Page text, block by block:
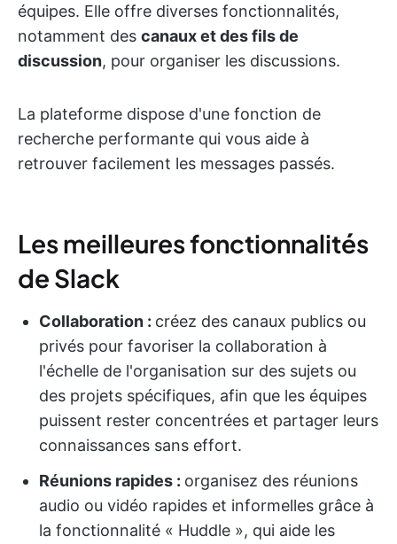
équipes. Elle offre diverses fonctionnalités,
notamment des canaux et des fils de
discussion, pour organiser les discussions.
La plateforme dispose d'une fonction de
recherche performante qui vous aide à
retrouver facilement les messages passés.
Les meilleures fonctionnalités
de Slack
Collaboration : créez des canaux publics ou
privés pour favoriser la collaboration à
l'échelle de l'organisation sur des sujets ou
des projets spécifiques, afin que les équipes
puissent rester concentrées et partager leurs
connaissances sans effort.
Réunions rapides : organisez des réunions
audio ou vidéo rapides et informelles grâce à
la fonctionnalité « Huddle », qui aide les